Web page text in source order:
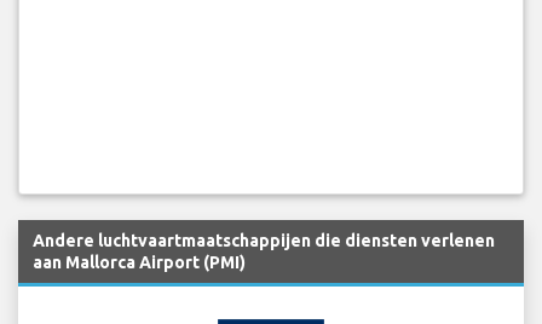
Andere luchtvaartmaatschappijen die diensten verlenen
aan Mallorca Airport (PMI)